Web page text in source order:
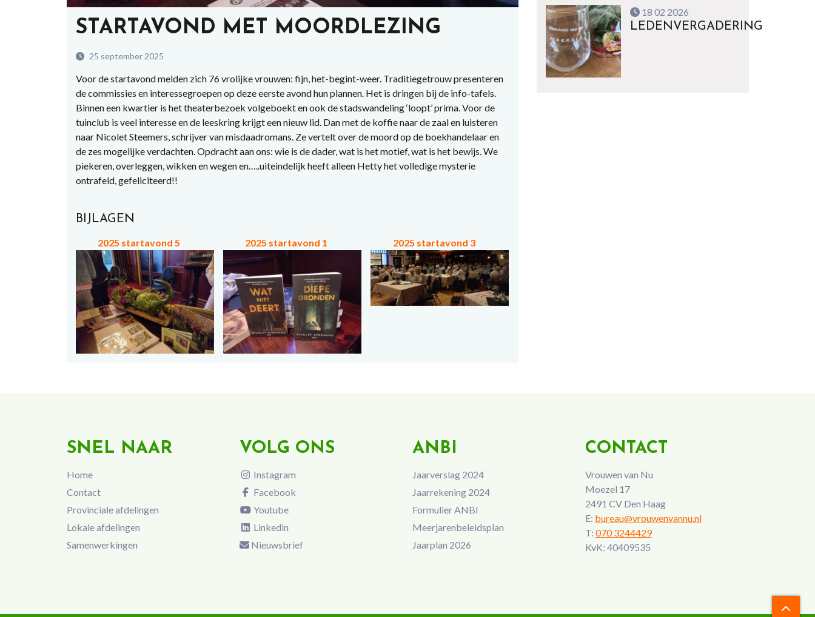
STARTAVOND MET MOORDLEZING
25 september 2025
Voor de startavond melden zich 76 vrolijke vrouwen: fijn, het-begint-weer. Traditiegetrouw presenteren
de commissies en interessegroepen op deze eerste avond hun plannen. Het is dringen bij de info-tafels.
Binnen een kwartier is het theaterbezoek volgeboekt en ook de stadswandeling ‘loopt’ prima. Voor de
tuinclub is veel interesse en de leeskring krijgt een nieuw lid. Dan met de koffie naar de zaal en luisteren
naar Nicolet Steemers, schrijver van misdaadromans. Ze vertelt over de moord op de boekhandelaar en
de zes mogelijke verdachten. Opdracht aan ons: wie is de dader, wat is het motief, wat is het bewijs. We
piekeren, overleggen, wikken en wegen en…..uiteindelijk heeft alleen Hetty het volledige mysterie
ontrafeld, gefeliciteerd!!
BIJLAGEN
2025 startavond 5 2025 startavond 1 2025 startavond 3
18 02 2026
LEDENVERGADERING
SNEL NAAR
Home
Contact
Provinciale afdelingen
Lokale afdelingen
Samenwerkingen
VOLG ONS
Instagram
Facebook
Youtube
Linkedin
Nieuwsbrief
ANBI
Jaarverslag 2024
Jaarrekening 2024
Formulier ANBI
Meerjarenbeleidsplan
Jaarplan 2026
CONTACT
Vrouwen van Nu
Moezel 17
2491 CV Den Haag
E: bureau@vrouwenvannu.nl
T: 070 3244429
KvK: 40409535